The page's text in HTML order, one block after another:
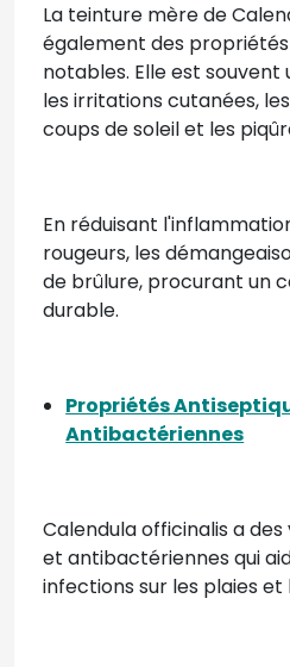
La teinture mère de
également des
notables. Elle est
les irritations cutanées,
coups de soleil et les
En réduisant
rougeurs, les
de brûlure, procurant un
durable.
Propriétés
Antibactériennes
Calendula officinalis a
et antibactériennes qui
infections sur les plaies et